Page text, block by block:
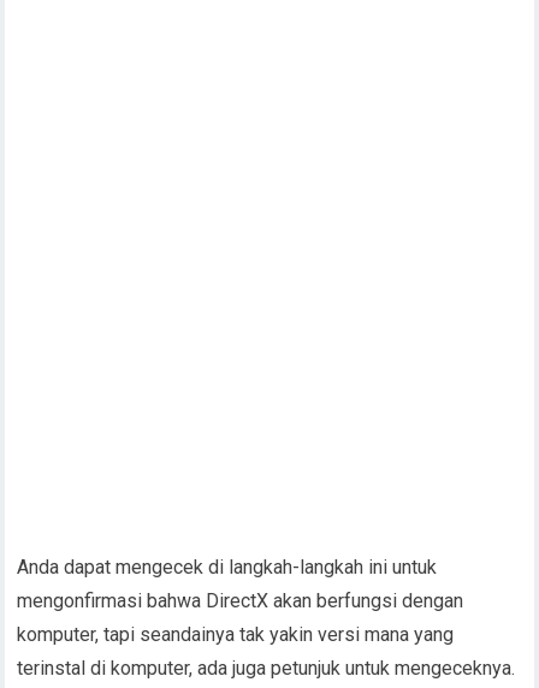
Anda dapat mengecek di langkah-langkah ini untuk
mengonfirmasi bahwa DirectX akan berfungsi dengan
komputer, tapi seandainya tak yakin versi mana yang
terinstal di komputer, ada juga petunjuk untuk mengeceknya.